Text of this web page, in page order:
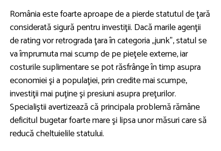
România este foarte aproape de a pierde statutul de ţară
considerată sigură pentru investiţii. Dacă marile agenţii
de rating vor retrograda ţara în categoria „junk”, statul se
va împrumuta mai scump de pe pieţele externe, iar
costurile suplimentare se pot răsfrânge în timp asupra
economiei şi a populaţiei, prin credite mai scumpe,
investiţii mai puţine şi presiuni asupra preţurilor.
Specialiştii avertizează că principala problemă rămâne
deficitul bugetar foarte mare şi lipsa unor măsuri care să
reducă cheltuielile statului.